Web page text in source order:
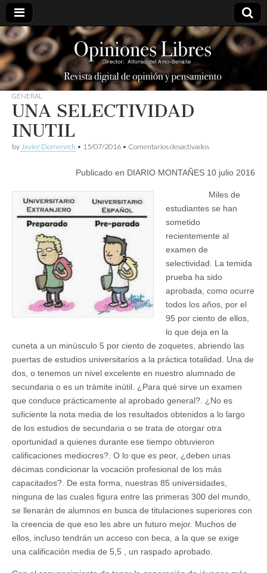
opinioneslibres
GENERAL
UNA SELECTIVIDAD
INUTIL
by Javier Domenech • 15/07/2016 • Comentarios desactivadosen
INUTIL
Publicado en DIARIO MONTAÑES 10 julio 2016
Miles de
estudiantes se han
sometido
recientemente al
examen de
selectividad. La temida
prueba ha sido
aprobada, como ocurre
todos los años, por el
95 por ciento de ellos,
lo que deja en la
cuneta a un minúsculo 5 por ciento de zoquetes, abriendo las
puertas de estudios universitarios a la práctica totalidad. Una de
dos, o tenemos un nivel excelente en nuestro alumnado de
secundaria o es un trámite inútil. ¿Para qué sirve un examen
que conduce prácticamente al aprobado general?. ¿No es
suficiente la nota media de los resultados obtenidos a lo largo
de los estudios de secundaria o se trata de otorgar otra
oportunidad a quienes durante ese tiempo obtuvieron
calificaciones mediocres?. O lo que es peor, ¿deben unas
décimas condicionar la vocación profesional de los más
capacitados?. De esta forma, nuestras 85 universidades,
ninguna de las cuales figura entre las primeras 300 del mundo,
se llenarán de alumnos en busca de titulaciones superiores con
la creencia de que eso les abre un futuro mejor. Muchos de
ellos, incluso tendrán un acceso con beca, a la que se exige
una calificación media de 5,5 , un raspado aprobado.